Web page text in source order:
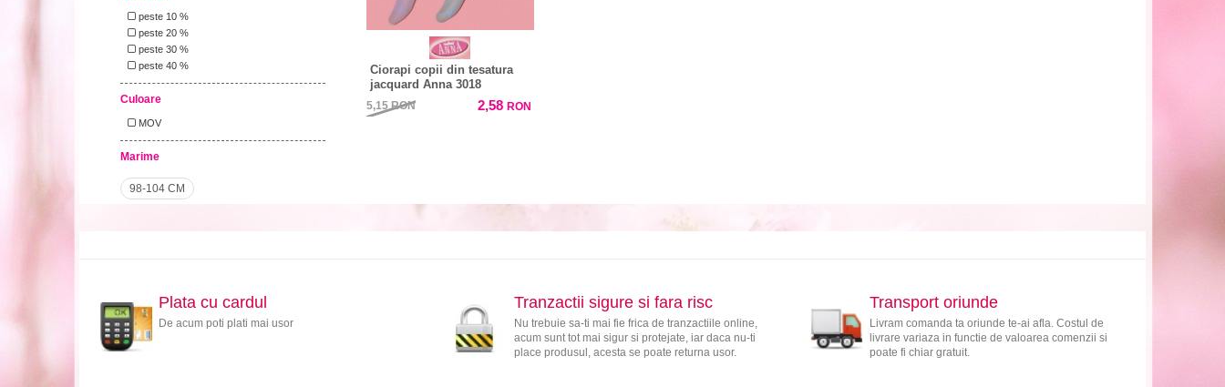
peste 10 %
peste 20 %
peste 30 %
peste 40 %
Culoare
MOV
Marime
98-104 CM
Ciorapi copii din tesatura
jacquard Anna 3018
5,15RON 2,58 RON
Plata cu cardul
De acum poti plati mai usor
Tranzactii sigure si fara risc
Nu trebuie sa-ti mai fie frica de tranzactiile online,
acum sunt tot mai sigur si protejate, iar daca nu-ti
place produsul, acesta se poate returna usor.
Transport oriunde
Livram comanda ta oriunde te-ai afla. Costul de
livrare variaza in functie de valoarea comenzii si
poate fi chiar gratuit.